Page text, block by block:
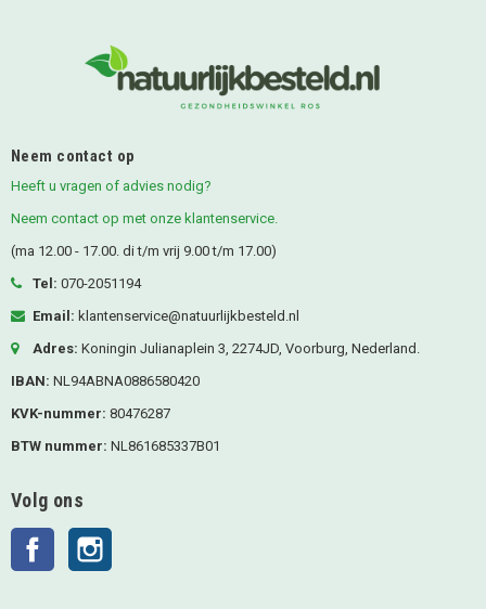
Neem contact op
Heeft u vragen of advies nodig?
Neem contact op met onze klantenservice.
(ma 12.00 - 17.00. di t/m vrij 9.00 t/m 17.00)
Tel: 070-2051194
Email: klantenservice@natuurlijkbesteld.nl
Adres: Koningin Julianaplein 3, 2274JD, Voorburg, Nederland.
IBAN: NL94ABNA0886580420
KVK-nummer: 80476287
BTW nummer: NL861685337B01
Volg ons
Facebook